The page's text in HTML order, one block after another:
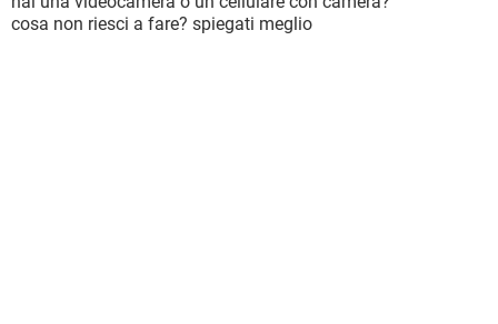
cosa non riesci a fare? spiegati meglio